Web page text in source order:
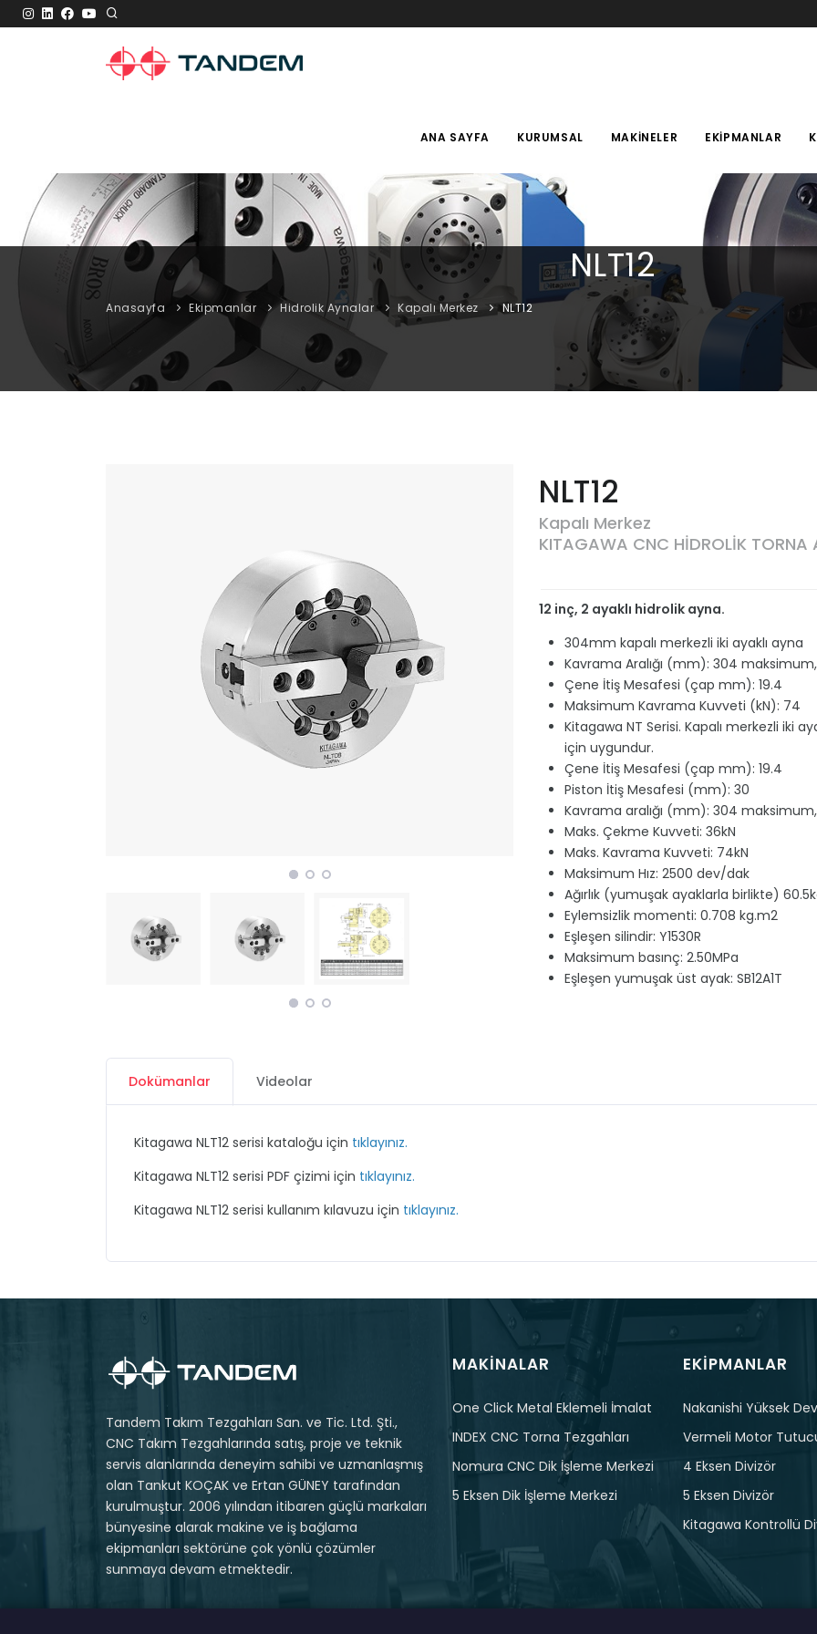
ANA SAYFA KURUMSAL MAKINELER EKIPMANLAR
NLT12
Anasayfa Ekipmanlar Hidrolik Aynalar Kapalı Merkez NLT12
NLT12
Kapalı Merkez
KITAGAWA CNC HİDROLİK TORNA
12 inç, 2 ayaklı hidrolik ayna.
304mm kapalı merkezli iki ayaklı ayna
Kavrama Aralığı (mm): 304
Çene İtiş Mesafesi (çap mm): 19.4
Maksimum Kavrama Kuvveti (kN): 74
Kitagawa NT Serisi. Kapalı merkezli iki
için uygundur.
Çene İtiş Mesafesi (çap mm): 19.4
Piston İtiş Mesafesi (mm): 30
Kavrama aralığı (mm): 304
Maks. Çekme Kuvveti: 36kN
Maks. Kavrama Kuvveti: 74kN
Maksimum Hız: 2500 dev/dak
Ağırlık (yumuşak ayaklarla birlikte)
Eylemsizlik momenti: 0.708 kg.m2
Eşleşen silindir: Y1530R
Maksimum basınç: 2.50MPa
Eşleşen yumuşak üst ayak: SB12A1T
Dokümanlar Videolar
Kitagawa NLT12 serisi kataloğu için tıklayınız.
Kitagawa NLT12 serisi PDF çizimi için tıklayınız.
Kitagawa NLT12 serisi kullanım kılavuzu için tıklayınız.
Tandem Takım Tezgahları San. ve Tic. Ltd. Şti.,
CNC Takım Tezgahlarında satış, proje ve teknik
servis alanlarında deneyim sahibi ve uzmanlaşmış
olan Tankut KOÇAK ve Ertan GÜNEY tarafından
kurulmuştur. 2006 yılından itibaren güçlü markaları
bünyesine alarak makine ve iş bağlama
ekipmanları sektörüne çok yönlü çözümler
sunmaya devam etmektedir.
MAKINALAR
One Click Metal Eklemeli İmalat
INDEX CNC Torna Tezgahları
Nomura CNC Dik İşleme Merkezi
5 Eksen Dik İşleme Merkezi
EKIPMANLAR
Nakanishi Yüksek
Vermeli Motor
4 Eksen Divizör
5 Eksen Divizör
Kitagawa Kontrollü